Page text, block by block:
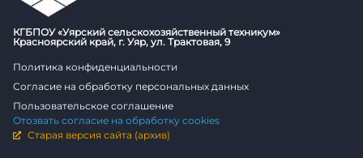
КГБПОУ «Уярский сельскохозяйственный техникум»
Красноярский край, г. Уяр, ул. Трактовая, 9
Политика конфиденциальности
Согласие на обработку персональных данных
Пользовательское соглашение
Отозвать согласие на обработку cookies
Старая версия сайта (архив)